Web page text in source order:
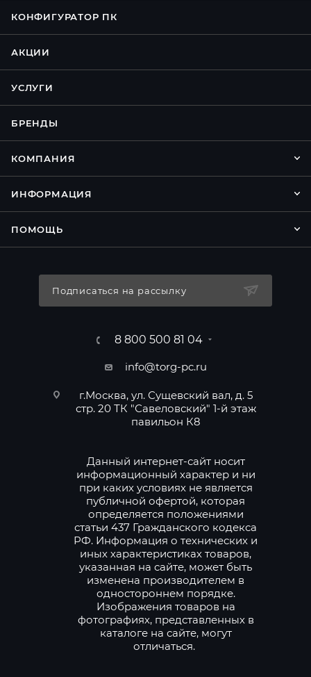
КОНФИГУРАТОР ПК
АКЦИИ
УСЛУГИ
БРЕНДЫ
КОМПАНИЯ
ИНФОРМАЦИЯ
ПОМОЩЬ
Подписаться на рассылку
8 800 500 81 04
info@torg-pc.ru
г.Москва, ул. Сущевский вал, д. 5
стр. 20 ТК "Савеловский" 1-й этаж
павильон К8
Данный интернет-сайт носит
информационный характер и ни
при каких условиях не является
публичной офертой, которая
определяется положениями
статьи 437 Гражданского кодекса
РФ. Информация о технических и
иных характеристиках товаров,
указанная на сайте, может быть
изменена производителем в
одностороннем порядке.
Изображения товаров на
фотографиях, представленных в
каталоге на сайте, могут
отличаться.